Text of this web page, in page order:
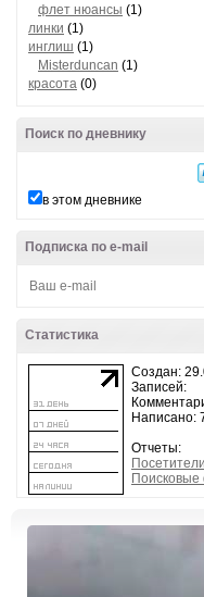
флет нюансы (1)
линки (1)
инглиш (1)
Misterduncan (1)
красота (0)
Поиск по дневнику
в этом дневнике
Подписка по e-mail
Статистика
Создан:
Записей:
Написано:
Отчеты:
Посетители